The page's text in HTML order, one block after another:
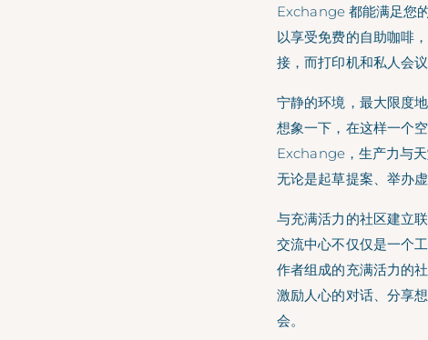
Exchange 都能满足您
以享受免费的自助咖啡
接，而打印机和私人会
宁静的环境，最大限度
想象一下，在这样一个
Exchange，生产力与天
无论是起草提案、举办
与充满活力的社区建立
交流中心不仅仅是一个
作者组成的充满活力的
激励人心的对话、分享
会。